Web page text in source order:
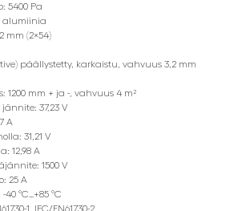
5400 Pa
alumiinia
mm (2×54)
päällystetty, karkaistu, vahvuus 3,2 mm
1200 mm + ja -, vahvuus 4 m²
37,23 V
A
31,21 V
12,98 A
1500 V
25 A
°C…+85 °C
1, IEC/EN61730-2